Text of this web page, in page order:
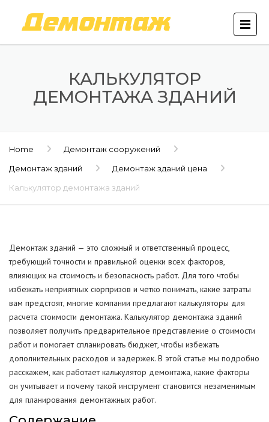
КАЛЬКУЛЯТОР
ДЕМОНТАЖА ЗДАНИЙ
Home
Демонтаж сооружений
Демонтаж зданий
Демонтаж зданий цена
Калькулятор демонтажа зданий
Демонтаж зданий — это сложный и ответственный процесс,
требующий точности и правильной оценки всех факторов,
влияющих на стоимость и безопасность работ. Для того чтобы
избежать неприятных сюрпризов и четко понимать, какие затраты
вам предстоят, многие компании предлагают калькуляторы для
расчета стоимости демонтажа. Калькулятор демонтажа зданий
позволяет получить предварительное представление о стоимости
работ и помогает спланировать бюджет, чтобы избежать
дополнительных расходов и задержек. В этой статье мы подробно
расскажем, как работает калькулятор демонтажа, какие факторы
он учитывает и почему такой инструмент становится незаменимым
для планирования демонтажных работ.